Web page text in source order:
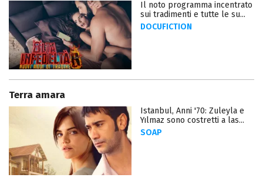
Il noto programma incentrato
sui tradimenti e tutte le su...
DOCUFICTION
Terra amara
Istanbul, Anni '70: Zuleyla e
Yılmaz sono costretti a las...
SOAP